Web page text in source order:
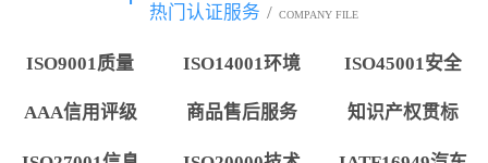
热门认证服务 / COMPANY FILE
ISO9001质量 ISO14001环境 ISO45001安全
AAA信用评级 商品售后服务 知识产权贯标